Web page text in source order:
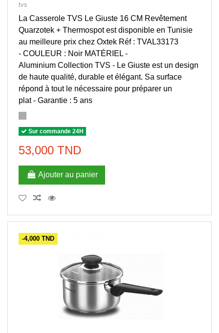
tvs
La Casserole TVS Le Giuste 16 CM Revêtement
Quarzotek + Thermospot est disponible en Tunisie
au meilleure prix chez Oxtek Réf : TVAL33173
- COULEUR : Noir MATÉRIEL -
Aluminium Collection TVS - Le Giuste est un design
de haute qualité, durable et élégant. Sa surface
répond à tout le nécessaire pour préparer un
plat - Garantie : 5 ans
Sur commande 24H
53,000 TND
Ajouter au panier
-4,000 TND